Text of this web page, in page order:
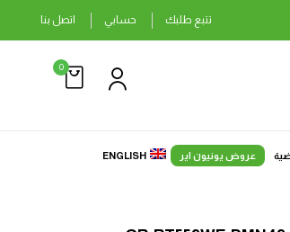
تتبع طلبك حسابي اتصل بنا
0
عروض يونيون اير ENGLISH